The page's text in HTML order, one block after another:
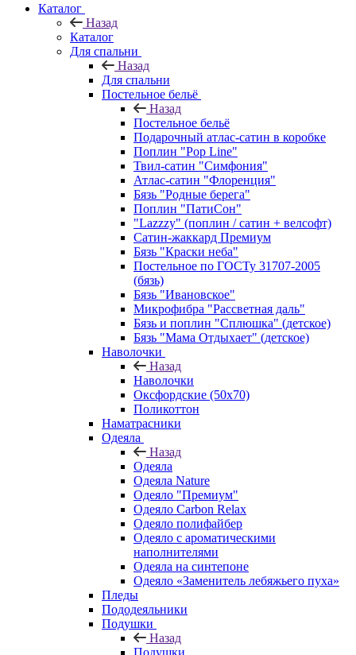
Каталог
Назад
Каталог
Для спальни
Назад
Для спальни
Постельное бельё
Назад
Постельное бельё
Подарочный атлас-сатин в коробке
Поплин "Pop Line"
Твил-сатин "Симфония"
Атлас-сатин "Флоренция"
Бязь "Родные берега"
Поплин "ПатиСон"
"Lazzzy" (поплин / сатин + велсофт)
Сатин-жаккард Премиум
Бязь "Краски неба"
Постельное по ГОСТу 31707-2005
(бязь)
Бязь "Ивановское"
Микрофибра "Рассветная даль"
Бязь и поплин "Сплюшка" (детское)
Бязь "Мама Отдыхает" (детское)
Наволочки
Назад
Наволочки
Оксфордские (50х70)
Поликоттон
Наматрасники
Одеяла
Назад
Одеяла
Одеяла Nature
Одеяло "Премиум"
Одеяло Carbon Relax
Одеяло полифайбер
Одеяло с ароматическими
наполнителями
Одеяла на синтепоне
Одеяло «Заменитель лебяжьего пуха»
Пледы
Пододеяльники
Подушки
Назад
Подушки